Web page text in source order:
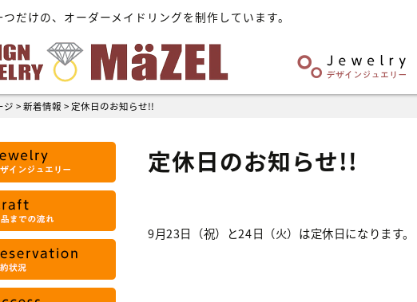
だけの、オーダーメイドリングを制作しています。
ジ >新着情報 > 定休日のお知らせ!!
定休日のお知らせ!!
9月23日（祝）と24日（火）は定休日になります。